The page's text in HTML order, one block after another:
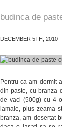
budinca de
DECEMBER 5TH, 2010
Pentru ca am dormit
din paste, cu branza
de vaci (500g) cu 4
lamaie, plus zeama
branza, am desertat